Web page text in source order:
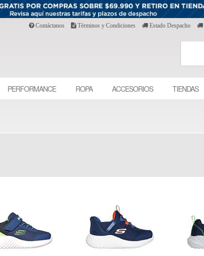
Contáctanos Términos y Condiciones Estado Despacho
PERFORMANCE ROPA ACCESORIOS TIENDAS